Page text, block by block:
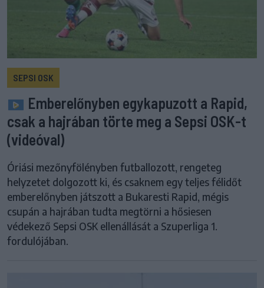
SEPSI OSK
Emberelőnyben egykapuzott a Rapid,
csak a hajrában törte meg a Sepsi OSK-t
(videóval)
Óriási mezőnyfölényben futballozott, rengeteg
helyzetet dolgozott ki, és csaknem egy teljes félidőt
emberelőnyben játszott a Bukaresti Rapid, mégis
csupán a hajrában tudta megtörni a hősiesen
védekező Sepsi OSK ellenállását a Szuperliga 1.
fordulójában.